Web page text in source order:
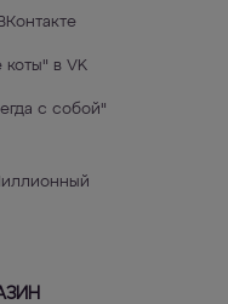
в VK
с собой"